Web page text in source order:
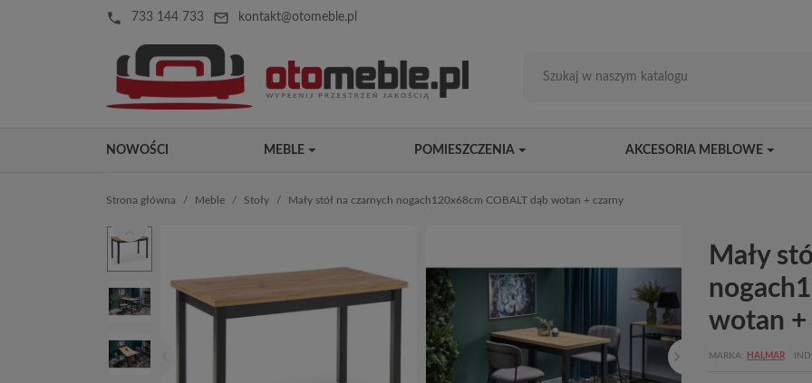
local_phone 733 144 733 mail_outline kontakt@otomeble.pl
NOWOŚCI MEBLE POMIESZCZENIA AKCESORIA MEBLOWE
Strona główna Meble Stoły Mały stół na czarnych nogach120x68cm COBALT dąb wotan + czarny
Mały
wotan +
MARKA HALMAR